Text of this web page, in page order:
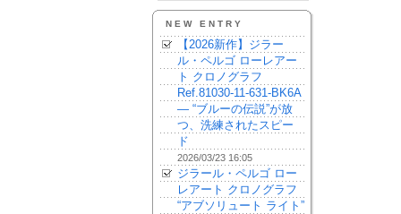
NEW ENTRY
【2026新作】ジラー
ル・ペルゴ ローレアー
ト クロノグラフ
Ref.81030-11-631-BK6A
— “ブルーの伝説”が放
つ、洗練されたスピー
ド
2026/03/23 16:05
ジラール・ペルゴ ロー
レアート クロノグラフ
“アブソリュート ライト”